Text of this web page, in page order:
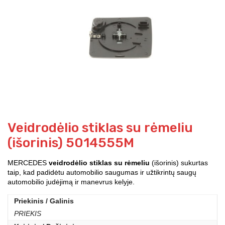
Veidrodėlio stiklas su rėmeliu
(išorinis) 5014555M
MERCEDES veidrodėlio stiklas su rėmeliu (išorinis) sukurtas
taip, kad padidėtu automobilio saugumas ir užtikrintų saugų
automobilio judėjimą ir manevrus kelyje.
Priekinis / Galinis
PRIEKIS